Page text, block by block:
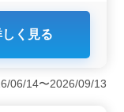
兵庫県三田市
います。主な
、スズキ車やマ
上も歓迎して
しく見る
06/14〜2026/09/13